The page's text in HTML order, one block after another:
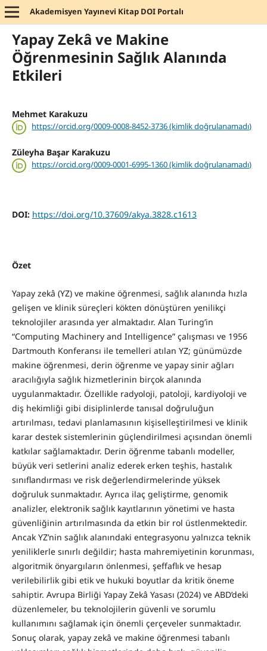
Akademisyen Yayınevi Kitap DOI Portalı
Yapay Zekâ ve Makine
Öğrenmesinin Sağlık Alanında
Etkileri
Mehmet Karakuzu
https://orcid.org/0009-0008-8452-3736 (kimlik doğrulanamadı)
Züleyha Başar Karakuzu
https://orcid.org/0009-0001-6995-1360 (kimlik doğrulanamadı)
DOI: https://doi.org/10.37609/akya.3828.c1613
Özet
Yapay zekâ (YZ) ve makine öğrenmesi, sağlık alanında hızla
gelişen ve klinik süreçleri kökten dönüştüren yenilikçi
teknolojiler arasında yer almaktadır. Alan Turing’in
“Computing Machinery and Intelligence” çalışması ve 1956
Dartmouth Konferansı ile temelleri atılan YZ; günümüzde
makine öğrenmesi, derin öğrenme ve yapay sinir ağları
aracılığıyla sağlık hizmetlerinin birçok alanında
uygulanmaktadır. Özellikle radyoloji, patoloji, kardiyoloji ve
diş hekimliği gibi disiplinlerde tanısal doğruluğun
artırılması, tedavi planlamasının kişiselleştirilmesi ve klinik
karar destek sistemlerinin güçlendirilmesi açısından önemli
katkılar sağlamaktadır. Derin öğrenme tabanlı modeller,
büyük veri setlerini analiz ederek erken teşhis, hastalık
sınıflandırması ve risk değerlendirmelerinde yüksek
doğruluk sunmaktadır. Ayrıca ilaç geliştirme, genomik
analizler, elektronik sağlık kayıtlarının yönetimi ve hasta
güvenliğinin artırılmasında da etkin bir rol üstlenmektedir.
Ancak YZ’nin sağlık alanındaki entegrasyonu yalnızca teknik
yeniliklerle sınırlı değildir; hasta mahremiyetinin korunması,
algoritmik önyargıların önlenmesi, şeffaflık ve hesap
verilebilirlik gibi etik ve hukuki boyutlar da kritik öneme
sahiptir. Avrupa Birliği Yapay Zekâ Yasası (2024) ve ABD’deki
düzenlemeler, bu teknolojilerin güvenli ve sorumlu
kullanımını sağlamak için önemli çerçeveler sunmaktadır.
Sonuç olarak, yapay zekâ ve makine öğrenmesi tabanlı